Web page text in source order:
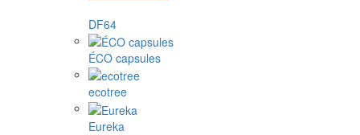
DF64
ÉCO capsules
ecotree
Eureka